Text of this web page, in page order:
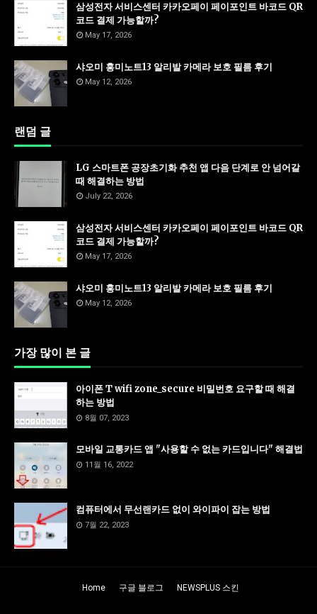
삼성전자 서비스센터 카카오페이 페이포인트 바코드 QR
코드 결제 가능할까?
May 17, 2026
샤오미 홍미노트13 알리발 카메라 보호 필름 후기
May 12, 2026
랜덤 글
LG 스마트폰 공장초기화 추천 앱 다음 단계로 안 넘어갈
때 해결하는 방법
July 22, 2026
삼성전자 서비스센터 카카오페이 페이포인트 바코드 QR
코드 결제 가능할까?
May 17, 2026
샤오미 홍미노트13 알리발 카메라 보호 필름 후기
May 12, 2026
가장 많이 본 글
아이폰 T wifi zone_secure 비밀번호 요구할 때 해결
하는 방법
8월 07, 2023
모바일 교통카드 앱 "사용할 수 없는 카드입니다" 해결법
11월 16, 2022
컴퓨터에서 무선랜카드 없이 와이파이 잡는 방법
7월 22, 2023
Home 구글 블로그 NEWSPLUS 스킨